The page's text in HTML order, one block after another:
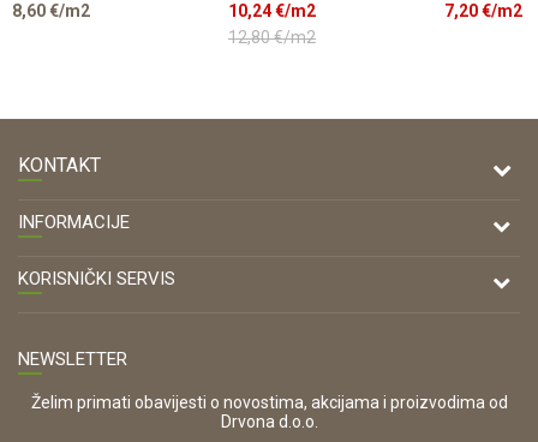
8,60€/m2
OŠTEĆENO, nije
dozvoljeno
10,24€/m2
12,80€/m2
OŠTEĆENO,
7,20€/m2
KONTAKT
DRVONA D.O.O.
Antuna Mihanovića 7,
47000 Karlovac
OIB:
42821181683
INFORMACIJE
O nama
KORISNIČKI SERVIS
Zaštita privatnosti i osobnih podataka
Korištenje kolačića
Pravo na odustajanje i jednostrani raskid ugovora
NEWSLETTER
Želim primati obavijesti o novostima, akcijama i proizvodima od
Drvona d.o.o.